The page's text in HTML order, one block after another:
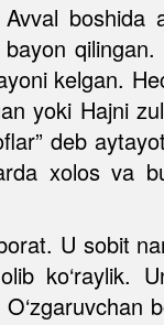
kelgan.
yoki Hajni
deb
xolos va
U sobit
ko‘raylik.